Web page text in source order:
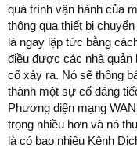
quá trình vận hành của
thông qua thiết bị
là ngay lập tức bằng
điều được các nhà quản
cố xảy ra. Nó sẽ thông
thành một sự cố đáng
Phương diện mạng
trọng nhiều hơn và nó
là có bao nhiêu Kênh